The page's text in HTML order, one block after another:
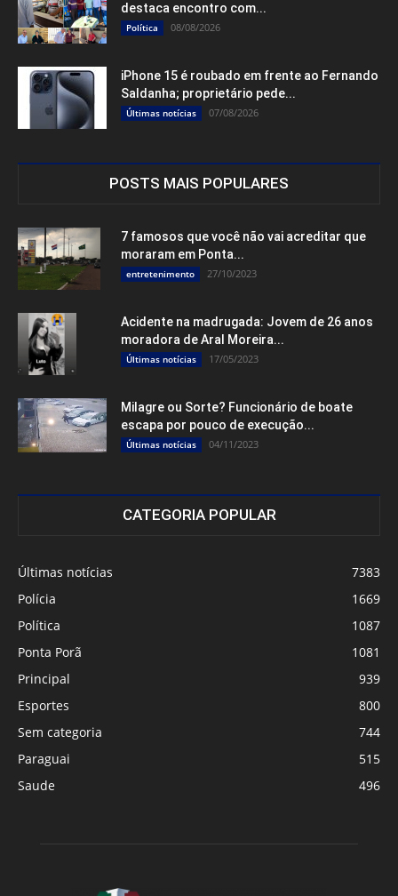
destaca encontro com...
Política 08/08/2026
iPhone 15 é roubado em frente ao Fernando
Saldanha; proprietário pede...
Últimas notícias 07/08/2026
POSTS MAIS POPULARES
7 famosos que você não vai acreditar que
moraram em Ponta...
entretenimento 27/10/2023
Acidente na madrugada: Jovem de 26 anos
moradora de Aral Moreira...
Últimas notícias 17/05/2023
Milagre ou Sorte? Funcionário de boate
escapa por pouco de execução...
Últimas notícias 04/11/2023
CATEGORIA POPULAR
Últimas notícias
7383
Polícia
1669
Política
1087
Ponta Porã
1081
Principal
939
Esportes
800
Sem categoria
744
Paraguai
515
Saude
496